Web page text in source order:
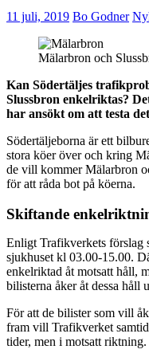
11 juli, 2019 Bo Godner
Mälarbron och
Kan Södertäljes
Slussbron enkelriktas?
har ansökt om att testa
Södertäljeborna är ett
stora köer över och kring
de vill kommer Mälarbron
för att råda bot på köerna.
Skiftande
Enligt Trafikverkets förslag
sjukhuset kl 03.00-15.00.
enkelriktad åt motsatt håll,
bilisterna åker åt dessa håll
För att de bilister som vill
fram vill Trafikverket
tider, men i motsatt riktning.